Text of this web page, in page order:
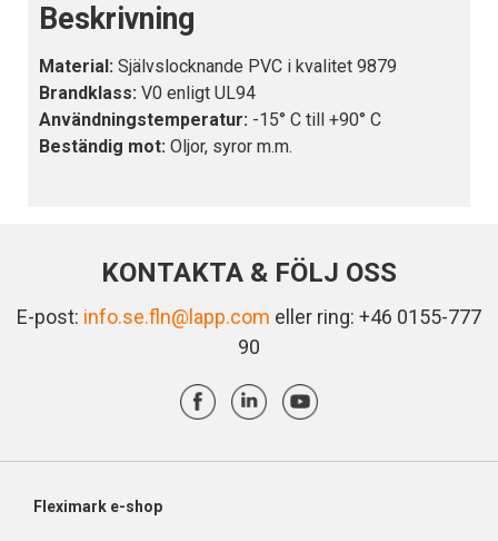
Beskrivning
Material: Självslocknande PVC i kvalitet 9879
Brandklass: V0 enligt UL94
Användningstemperatur: -15° C till +90° C
Beständig mot: Oljor, syror m.m.
KONTAKTA & FÖLJ OSS
E-post: info.se.fln@lapp.com eller ring: +46 0155-777
90
Fleximark e-shop